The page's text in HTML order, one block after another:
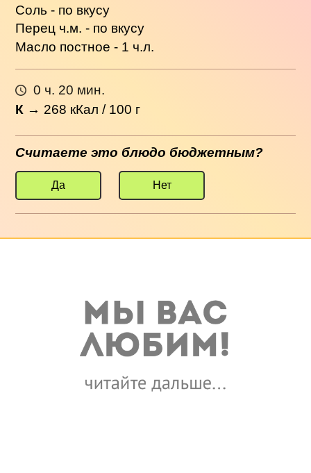
Соль - по вкусу
Перец ч.м. - по вкусу
Масло постное - 1 ч.л.
0 ч. 20 мин.
К → 268 кКал / 100 г
Считаете это блюдо бюджетным?
Да Нет